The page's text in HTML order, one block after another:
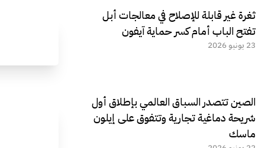
ثغرة غير قابلة للإصلاح في معالجات أبل
تفتح الباب أمام كسر حماية آيفون
23 يونيو 2026
الصين تتصدر السباق العالمي بإطلاق أول
شريحة دماغية تجارية وتتفوق على إيلون
ماسك